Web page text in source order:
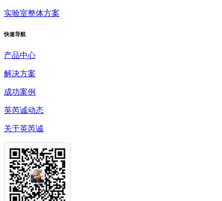
实验室整体方案
快速导航
产品中心
解决方案
成功案例
英芮诚动态
关于英芮诚